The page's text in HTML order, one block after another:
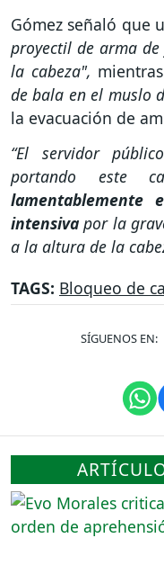
Gómez señaló que
proyectil de arma
la cabeza",
de bala en el muslo
la evacuación de
“El servidor
portando este
lamentablemente
intensiva por la
a la altura de la
TAGS: Bloqueo de
SÍGUENOS EN: